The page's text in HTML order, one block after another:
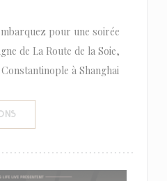
pour une soirée
de La Route de la Soie,
à Shanghai